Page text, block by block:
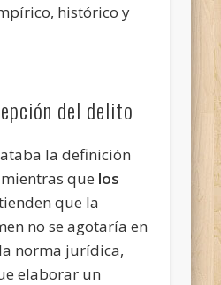
histórico y
del delito
la definición
que los
que la
no se agotaría en
norma jurídica,
elaborar un